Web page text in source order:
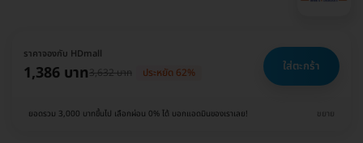
ราคาจองกับ HDmall
1,386 บาท3,632 บาท ประหยัด 62% ใส่ตะกร้า
ยอดรวม 3,000 บาทขึ้นไป เลือกผ่อน 0% ได้ บอกแอดมินของเราเลย! ขยาย